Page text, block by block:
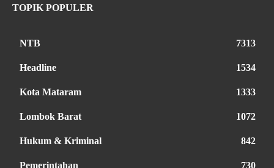
TOPIK POPULER
NTB 7313
Headline 1534
Kota Mataram 1333
Lombok Barat 1072
Hukum & Kriminal 842
Pemerintahan 730